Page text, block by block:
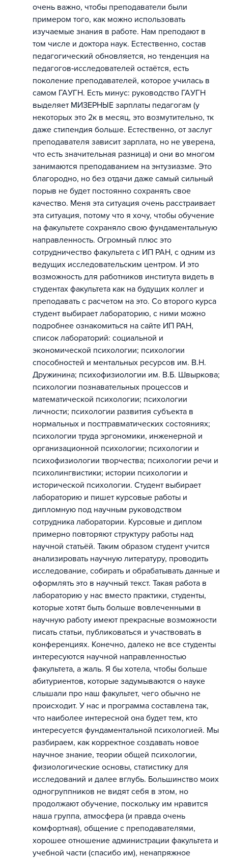
очень важно, чтобы преподаватели были
примером того, как можно использовать
изучаемые знания в работе. Нам преподают в
том числе и доктора наук. Естественно, состав
педагогический обновляется, но тенденция на
педагогов‐исследователей остаётся, есть
поколение преподавателей, которое училась в
самом ГАУГН. Есть минус: руководство ГАУГН
выделяет МИЗЕРНЫЕ зарплаты педагогам (у
некоторых это 2к в месяц, это возмутительно, тк
даже стипендия больше. Естественно, от заслуг
преподавателя зависит зарплата, но не уверена,
что есть значительная разница) и они во многом
занимаются преподаванием на энтузиазме. Это
благородно, но без отдачи даже самый сильный
порыв не будет постоянно сохранять свое
качество. Меня эта ситуация очень расстраивает
эта ситуация, потому что я хочу, чтобы обучение
на факультете сохраняло свою фундаментальную
направленность. Огромный плюс это
сотрудничество факультета с ИП РАН, с одним из
ведущих исследовательским центром. И это
возможность для работников института видеть в
студентах факультета как на будущих коллег и
преподавать с расчетом на это. Со второго курса
студент выбирает лабораторию, с ними можно
подробнее ознакомиться на сайте ИП РАН,
список лабораторий: социальной и
экономической психологии; психологии
способностей и ментальных ресурсов им. В.Н.
Дружинина; психофизиологии им. В.Б. Швыркова;
психологии познавательных процессов и
математической психологии; психологии
личности; психологии развития субъекта в
нормальных и посттравматических состояниях;
психологии труда эргономики, инженерной и
организационной психологии; психологии и
психофизиологии творчества; психологии речи и
психолингвистики; истории психологии и
исторической психологии. Студент выбирает
лабораторию и пишет курсовые работы и
дипломную под научным руководством
сотрудника лаборатории. Курсовые и диплом
примерно повторяют структуру работы над
научной статьёй. Таким образом студент учится
анализировать научную литературу, проводить
исследование, собирать и обрабатывать данные и
оформлять это в научный текст. Такая работа в
лабораторию у нас вместо практики, студенты,
которые хотят быть больше вовлеченными в
научную работу имеют прекрасные возможности
писать статьи, публиковаться и участвовать в
конференциях. Конечно, далеко не все студенты
интересуются научной направленностью
факультета, а жаль. Я бы хотела, чтобы больше
абитуриентов, которые задумываются о науке
слышали про наш факультет, чего обычно не
происходит. У нас и программа составлена так,
что наиболее интересной она будет тем, кто
интересуется фундаментальной психологией. Мы
разбираем, как корректное создавать новое
научное знание, теории общей психологии,
физиологические основы, статистику для
исследований и далее вглубь. Большинство моих
одногруппников не видят себя в этом, но
продолжают обучение, поскольку им нравится
наша группа, атмосфера (и правда очень
комфортная), общение с преподавателями,
хорошее отношение администрации факультета и
учебной части (спасибо им), ненапряжное